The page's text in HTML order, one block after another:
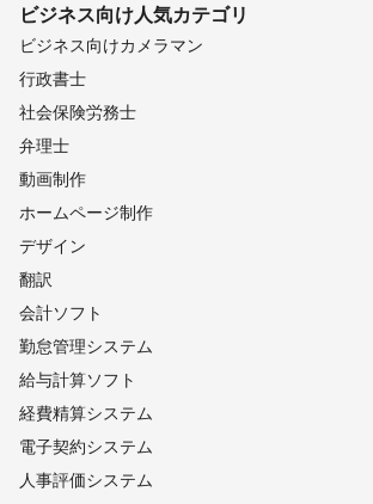
ビジネス向け人気カテゴリ
ビジネス向けカメラマン
行政書士
社会保険労務士
弁理士
動画制作
ホームページ制作
デザイン
翻訳
会計ソフト
勤怠管理システム
給与計算ソフト
経費精算システム
電子契約システム
人事評価システム